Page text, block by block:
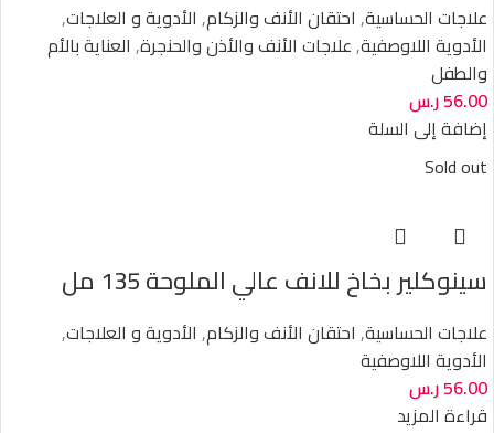
علاجات الحساسية, احتقان الأنف والزكام, الأدوية و العلاجات,
الأدوية اللاوصفية,علاجات الأنف والأذن والحنجرة, العناية بالأم
والطفل
56.00ر.س
إضافة إلى السلة
Sold out
سينوكلير بخاخ للانف عالي الملوحة 135 مل
علاجات الحساسية, احتقان الأنف والزكام, الأدوية و العلاجات,
الأدوية اللاوصفية
56.00ر.س
قراءة المزيد